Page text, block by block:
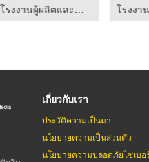
โรงงานผู้ผลิตและจำหน่ายผลิตภัณฑ์ สำหรับงานประปา
เกี่ยวกับเรา
ประวัติความเป็นมา
นโยบายความเป็นส่วนตัว
นโยบายความปลอดภัยไซเบอ